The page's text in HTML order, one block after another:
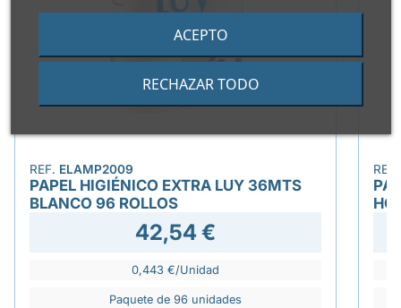
RECHAZAR TODO
ACEPTO
REF. ELAMP2009
PAPEL HIGIÉNICO EXTRA LUY 36MTS
BLANCO 96 ROLLOS
42,54 €
0,443 €/Unidad
Paquete de 96 unidades